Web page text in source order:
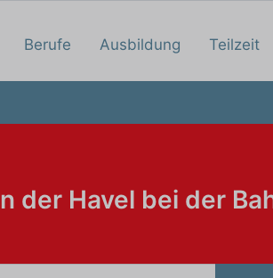
Berufe Ausbildung Teilzeit
der Havel bei der